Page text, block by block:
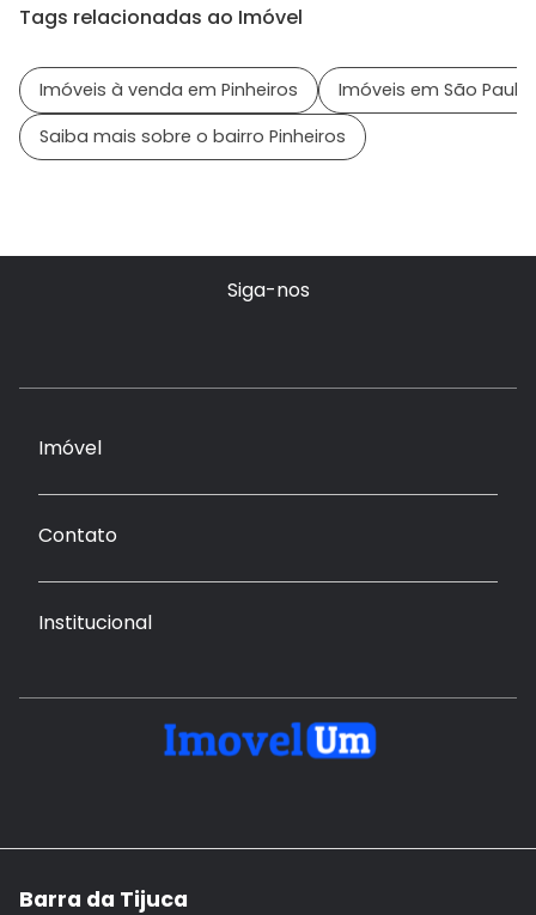
Tags relacionadas ao Imóvel
Imóveis à venda em Pinheiros
Imóveis em São Paulo
Saiba mais sobre o bairro Pinheiros
Siga-nos
Imóvel
Contato
Institucional
Barra da Tijuca